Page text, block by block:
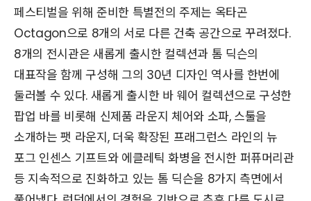
페스티벌을 위해 준비한 특별전의 주제는 옥타곤
Octagon으로 8개의 서로 다른 건축 공간으로 꾸려졌다.
8개의 전시관은 새롭게 출시한 컬렉션과 톰 딕슨의
대표작을 함께 구성해 그의 30년 디자인 역사를 한번에
둘러볼 수 있다. 새롭게 출시한 바 웨어 컬렉션으로 구성한
팝업 바를 비롯해 신제품 라운지 체어와 소파, 스툴을
소개하는 팻 라운지, 더욱 확장된 프래그런스 라인의 뉴
포그 인센스 기프트와 에클레틱 화병을 전시한 퍼퓨머리관
등 지속적으로 진화하고 있는 톰 딕슨을 8가지 측면에서